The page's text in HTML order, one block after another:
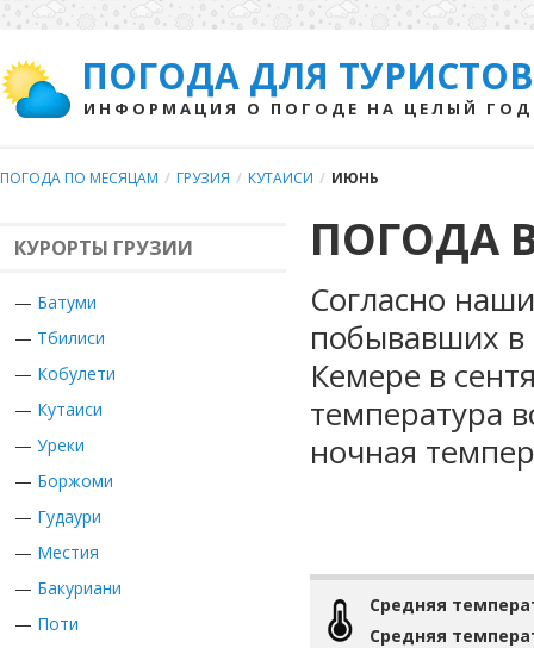
ПОГОДА ДЛЯ ТУРИСТОВ
ИНФОРМАЦИЯ О ПОГОДЕ НА ЦЕЛЫЙ ГОД
ПОГОДА ПО МЕСЯЦАМ / ГРУЗИЯ / КУТАИСИ / ИЮНЬ
КУРОРТЫ ГРУЗИИ
— Батуми
— Тбилиси
— Кобулети
— Кутаиси
— Уреки
— Боржоми
— Гудаури
— Местия
— Бакуриани
— Поти
ПОГОДА
Согласно
побывавших в
Кемере в
температура
ночная
Средняя
Средняя